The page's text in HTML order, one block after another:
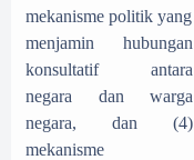
mekanisme politik yang
menjamin hubungan
konsultatif antara
negara dan warga
negara, dan (4)
mekanisme